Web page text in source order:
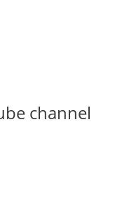
channel